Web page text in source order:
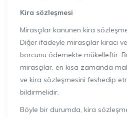
Kira sözleşmesi
Mirasçılar kanunen kira
Diğer ifadeyle mirasçılar kiracı
borcunu ödemekte mükelleftir.
mirasçılar, en kısa zamanda
ve kira sözleşmesini feshedip
bildirmelidir.
Böyle bir durumda, kira